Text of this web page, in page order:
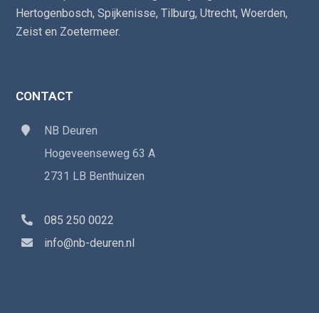
Hertogenbosch,Spijkenisse,Tilburg,Utrecht,Woerden,
Zeist en Zoetermeer.
CONTACT
NB Deuren
Hogeveenseweg 63 A
2731 LB Benthuizen
085 250 0022
info@nb-deuren.nl